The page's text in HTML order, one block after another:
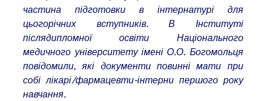
частина підготовки в інтернатурі для
цьогорічних вступників. В Інституті
післядипломної освіти Національного
медичного університету імені О.О. Богомольця
повідомили, які документи повинні мати при
собі лікарі/фармацевти-інтерни першого року
навчання.